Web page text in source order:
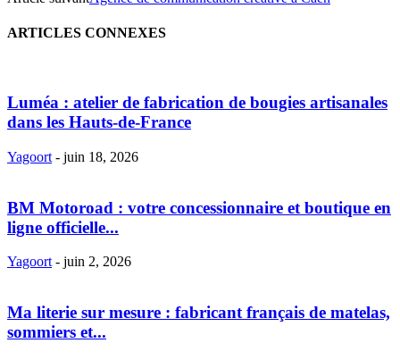
ARTICLES CONNEXES
Luméa : atelier de fabrication de bougies artisanales
dans les Hauts-de-France
Yagoort - juin 18, 2026
BM Motoroad : votre concessionnaire et boutique en
ligne officielle...
Yagoort - juin 2, 2026
Ma literie sur mesure : fabricant français de matelas,
sommiers et...